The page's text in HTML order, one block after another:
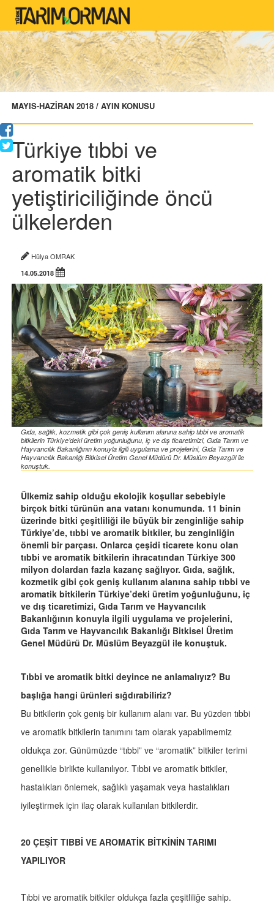
MAYIS-HAZİRAN 2018 / AYIN KONUSU
Türkiye tıbbi ve
aromatik bitki
yetiştiriciliğinde öncü
ülkelerden
Hülya OMRAK
14.05.2018
Gıda, sağlık, kozmetik gibi çok geniş kullanım alanına sahip tıbbi ve aromatik
bitkilerin Türkiye’deki üretim yoğunluğunu, iç ve dış ticaretimizi, Gıda Tarım ve
Hayvancılık Bakanlığının konuyla ilgili uygulama ve projelerini, Gıda Tarım ve
Hayvancılık Bakanlığı Bitkisel Üretim Genel Müdürü Dr. Müslüm Beyazgül ile
konuştuk.
Ülkemiz sahip olduğu ekolojik koşullar sebebiyle
birçok bitki türünün ana vatanı konumunda. 11 binin
üzerinde bitki çeşitliliği ile büyük bir zenginliğe sahip
Türkiye’de, tıbbi ve aromatik bitkiler, bu zenginliğin
önemli bir parçası. Onlarca çeşidi ticarete konu olan
tıbbi ve aromatik bitkilerin ihracatından Türkiye 300
milyon dolardan fazla kazanç sağlıyor. Gıda, sağlık,
kozmetik gibi çok geniş kullanım alanına sahip tıbbi ve
aromatik bitkilerin Türkiye’deki üretim yoğunluğunu, iç
ve dış ticaretimizi, Gıda Tarım ve Hayvancılık
Bakanlığının konuyla ilgili uygulama ve projelerini,
Gıda Tarım ve Hayvancılık Bakanlığı Bitkisel Üretim
Genel Müdürü Dr. Müslüm Beyazgül ile konuştuk.
Tıbbi ve aromatik bitki deyince ne anlamalıyız? Bu
başlığa hangi ürünleri sığdırabiliriz?
Bu bitkilerin çok geniş bir kullanım alanı var. Bu yüzden tıbbi
ve aromatik bitkilerin tanımını tam olarak yapabilmemiz
oldukça zor. Günümüzde “tıbbi” ve “aromatik” bitkiler terimi
genellikle birlikte kullanılıyor. Tıbbi ve aromatik bitkiler,
hastalıkları önlemek, sağlıklı yaşamak veya hastalıkları
iyileştirmek için ilaç olarak kullanılan bitkilerdir.
20 ÇEŞİT TIBBİ VE AROMATİK BİTKİNİN TARIMI
YAPILIYOR
Tıbbi ve aromatik bitkiler oldukça fazla çeşitliliğe sahip.